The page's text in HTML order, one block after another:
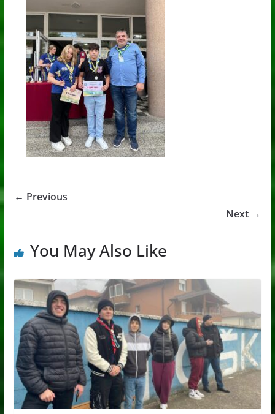
← Previous
Next →
You May Also Like